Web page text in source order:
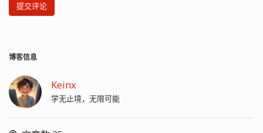
提交评论
博客信息
Keinx
学无止境，无限可能